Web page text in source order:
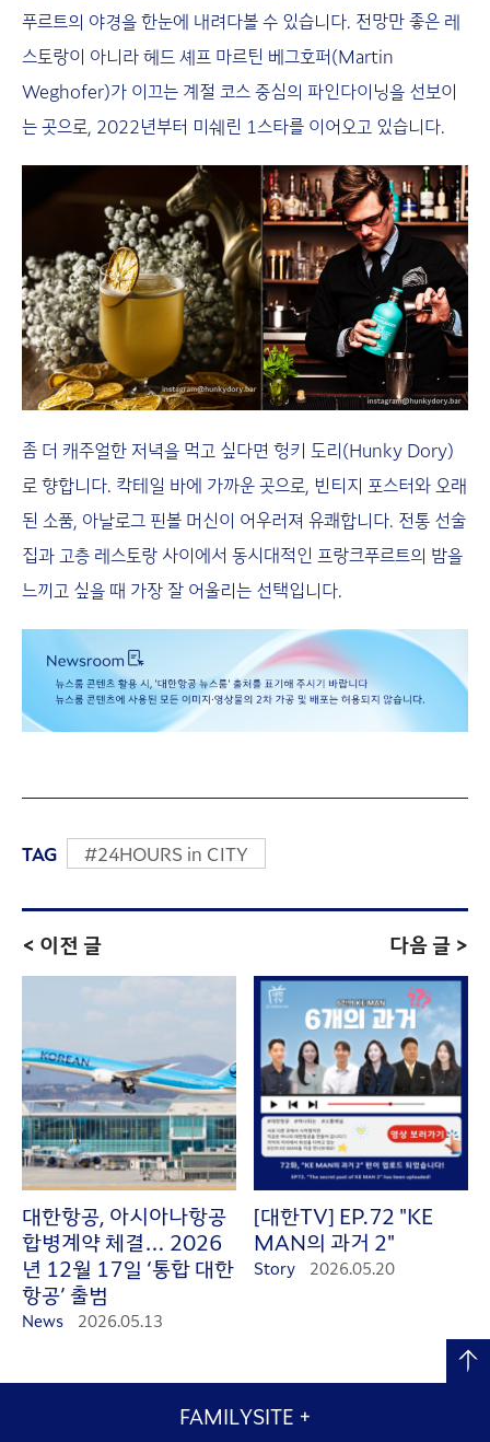
푸르트의 야경을 한눈에 내려다볼 수 있습니다. 전망만 좋은 레
스토랑이 아니라 헤드 셰프 마르틴 베그호퍼(Martin
Weghofer)가 이끄는 계절 코스 중심의 파인다이닝을 선보이
는 곳으로, 2022년부터 미쉐린 1스타를 이어오고 있습니다.
좀 더 캐주얼한 저녁을 먹고 싶다면 헝키 도리(Hunky Dory)
로 향합니다. 칵테일 바에 가까운 곳으로, 빈티지 포스터와 오래
된 소품, 아날로그 핀볼 머신이 어우러져 유쾌합니다. 전통 선술
집과 고층 레스토랑 사이에서 동시대적인 프랑크푸르트의 밤을
느끼고 싶을 때 가장 잘 어울리는 선택입니다.
TAG #24HOURS in CITY
< 이전 글
대한항공, 아시아나항공
합병계약 체결… 2026
년 12월 17일 ‘통합 대한
항공’ 출범
News 2026.05.13
다음 글 >
[대한TV] EP.72 "KE
MAN의 과거 2"
Story 2026.05.20
FAMILYSITE +